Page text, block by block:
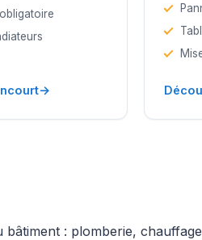
→
: plomberie,